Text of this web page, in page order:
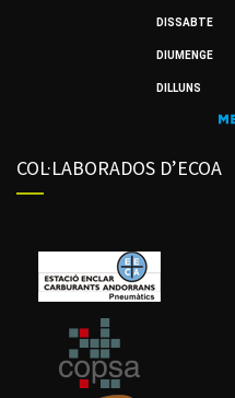
COL·LABORADOS D’ECOA